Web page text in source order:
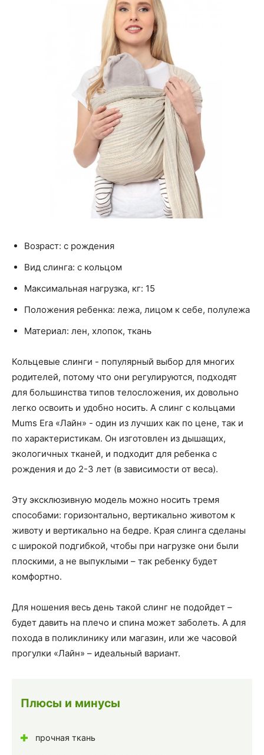
Возраст: с рождения
Вид слинга: с кольцом
Максимальная нагрузка, кг: 15
Положения ребенка: лежа, лицом к себе, полулежа
Материал: лен, хлопок, ткань
Кольцевые слинги - популярный выбор для многих
родителей, потому что они регулируются, подходят
для большинства типов телосложения, их довольно
легко освоить и удобно носить. А слинг с кольцами
Mums Era «Лайн» - один из лучших как по цене, так и
по характеристикам. Он изготовлен из дышащих,
экологичных тканей, и подходит для ребенка с
рождения и до 2-3 лет (в зависимости от веса).
Эту эксклюзивную модель можно носить тремя
способами: горизонтально, вертикально животом к
животу и вертикально на бедре. Края слинга сделаны
с широкой подгибкой, чтобы при нагрузке они были
плоскими, а не выпуклыми – так ребенку будет
комфортно.
Для ношения весь день такой слинг не подойдет –
будет давить на плечо и спина может заболеть. А для
похода в поликлинику или магазин, или же часовой
прогулки «Лайн» – идеальный вариант.
Плюсы и минусы
прочная ткань